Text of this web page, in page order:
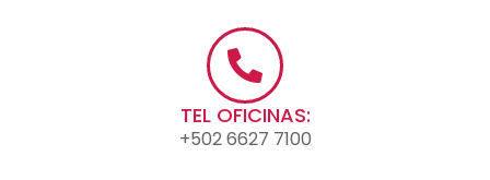
TEL OFICINAS:
+502 6627 7100